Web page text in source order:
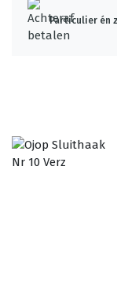
Particulier én